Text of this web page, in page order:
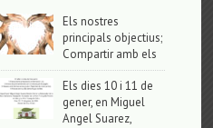
Els nostres
principals objectius;
Compartir amb els
Els dies 10 i 11 de
gener, en Miguel
Angel Suarez,